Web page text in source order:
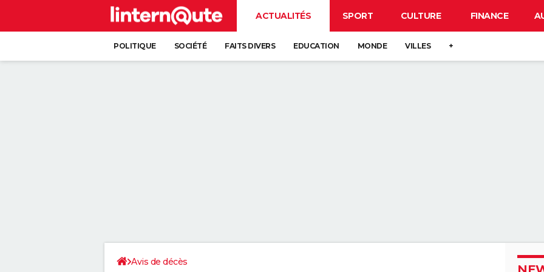
ACTUALITÉS SPORT CULTURE FINANCE
POLITIQUE SOCIÉTÉ FAITS DIVERS EDUCATION MONDE VILLES +
Avis de décès